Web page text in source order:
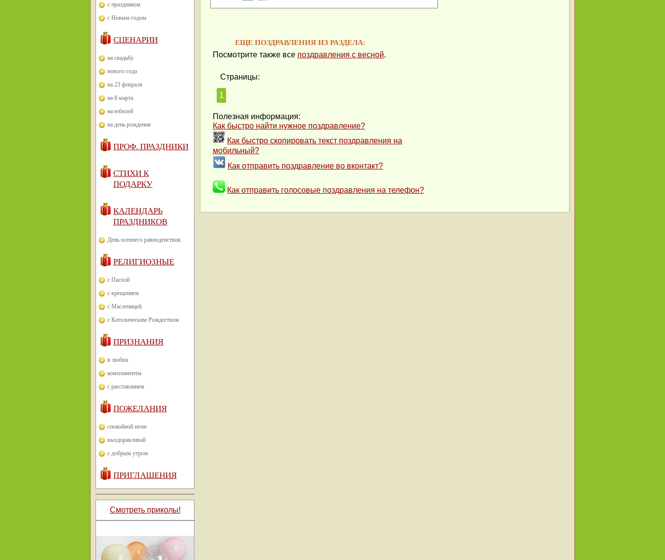
с праздником
с Новым годом
СЦЕНАРИИ
на свадьбу
нового года
на 23 февраля
на 8 марта
на юбилей
на день рождения
ПРОФ. ПРАЗДНИКИ
СТИХИ К
ПОДАРКУ
КАЛЕНДАРЬ
ПРАЗДНИКОВ
День осеннего равноденствия.
РЕЛИГИОЗНЫЕ
с Пасхой
с крещением
с Масленицей
с Католическим Рождеством
ПРИЗНАНИЯ
в любви
комплименты
с расставанием
ПОЖЕЛАНИЯ
спокойной ночи
выздоравливай
с добрым утром
ПРИГЛАШЕНИЯ
Смотреть приколы!
ЕЩЕ ПОЗДРАВЛЕНИЯ ИЗ РАЗДЕЛА:
Посмотрите также все поздравления с весной.
Страницы:
1
Полезная информация:
Как быстро найти нужное поздравление?
Как быстро скопировать текст поздравления на
мобильный?
Как отправить поздравление во вконтакт?
Как отправить голосовые поздравления на телефон?